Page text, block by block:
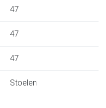
47
47
47
Stoelen